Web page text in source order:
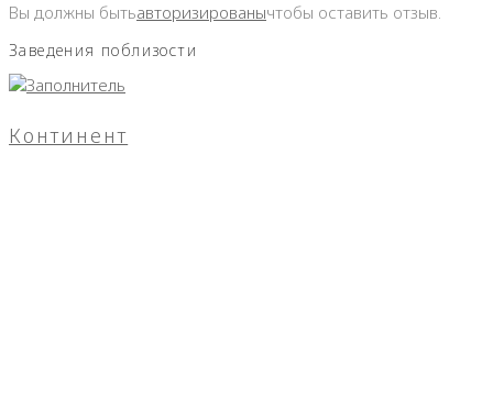
Вы должны бытьавторизированычтобы оставить отзыв.
Заведения поблизости
Континент